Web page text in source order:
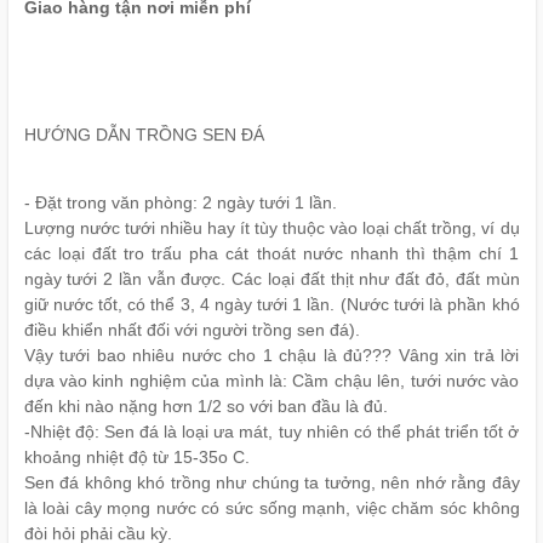
Giao hàng tận nơi miễn phí
HƯỚNG DẪN TRỒNG SEN ĐÁ
- Đặt trong văn phòng: 2 ngày tưới 1 lần.
Lượng nước tưới nhiều hay ít tùy thuộc vào loại chất trồng, ví dụ
các loại đất tro trấu pha cát thoát nước nhanh thì thậm chí 1
ngày tưới 2 lần vẫn được. Các loại đất thịt như đất đỏ, đất mùn
giữ nước tốt, có thể 3, 4 ngày tưới 1 lần. (Nước tưới là phần khó
điều khiển nhất đối với người trồng sen đá).
Vậy tưới bao nhiêu nước cho 1 chậu là đủ??? Vâng xin trả lời
dựa vào kinh nghiệm của mình là: Cầm chậu lên, tưới nước vào
đến khi nào nặng hơn 1/2 so với ban đầu là đủ.
-Nhiệt độ: Sen đá là loại ưa mát, tuy nhiên có thể phát triển tốt ở
khoảng nhiệt độ từ 15-35o C.
Sen đá không khó trồng như chúng ta tưởng, nên nhớ rằng đây
là loài cây mọng nước có sức sống mạnh, việc chăm sóc không
đòi hỏi phải cầu kỳ.